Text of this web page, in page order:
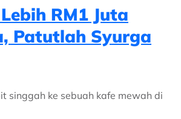
RM1 Juta
Patutlah Syurga
singgah ke sebuah kafe mewah di